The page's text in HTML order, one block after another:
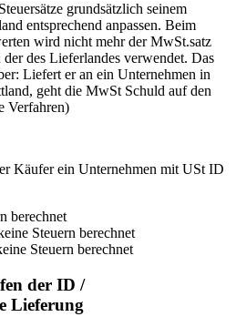
grundsätzlich seinem
entsprechend anpassen. Beim
wird nicht mehr der MwSt.satz
des Lieferlandes verwendet. Das
Liefert er an ein Unternehmen in
geht die MwSt Schuld auf den
Verfahren)
Käufer ein Unternehmen mit USt ID
berechnet
Steuern berechnet
Steuern berechnet
der ID /
Lieferung